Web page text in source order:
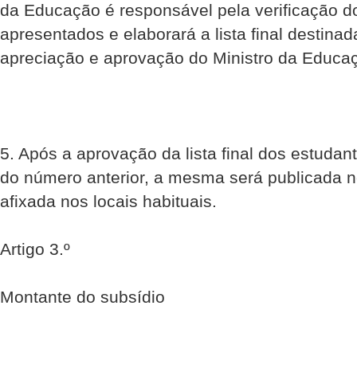
da Educação é responsável pela verificação
apresentados e elaborará a lista final
apreciação e aprovação do Ministro da
5. Após a aprovação da lista final dos
do número anterior, a mesma será publicada
afixada nos locais habituais.
Artigo 3.º
Montante do subsídio